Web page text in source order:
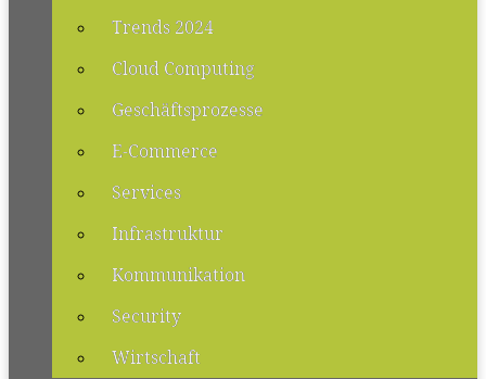
Trends 2024
Cloud Computing
Geschäftsprozesse
E-Commerce
Services
Infrastruktur
Kommunikation
Security
Wirtschaft